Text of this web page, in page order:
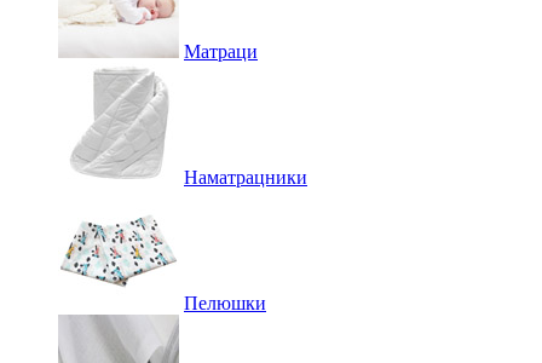
Матраци
Наматрацники
Пелюшки